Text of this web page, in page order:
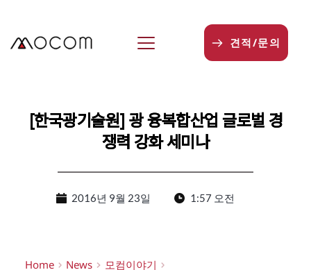
견적/문의
[한국광기술원] 광 융복합산업 글로벌 경
쟁력 강화 세미나
2016년 9월 23일 1:57 오전
Home News
모컴이야기